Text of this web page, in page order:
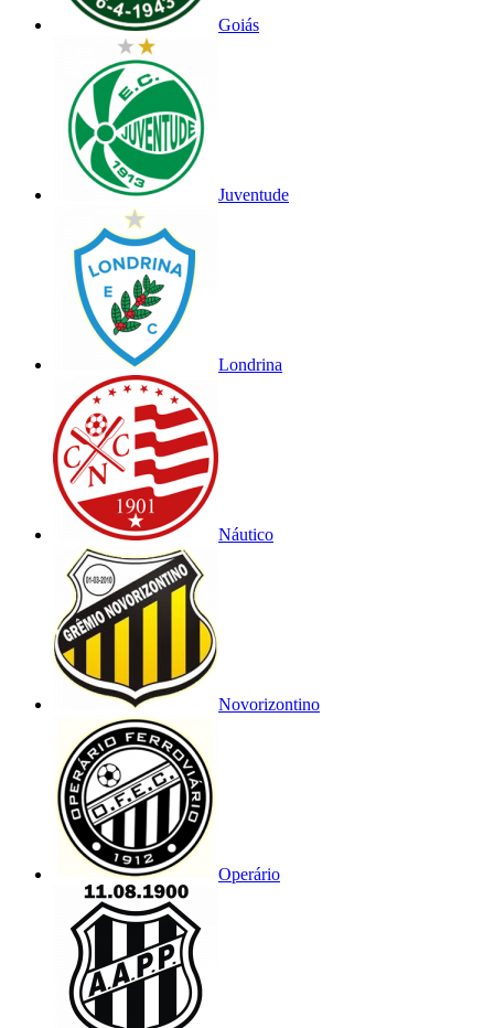
Goiás
Juventude
Londrina
Náutico
Novorizontino
Operário